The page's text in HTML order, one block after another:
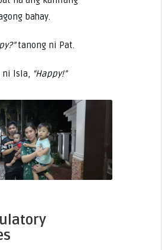
bahay.
tanong ni Pat.
ni Isla, “Happy!”